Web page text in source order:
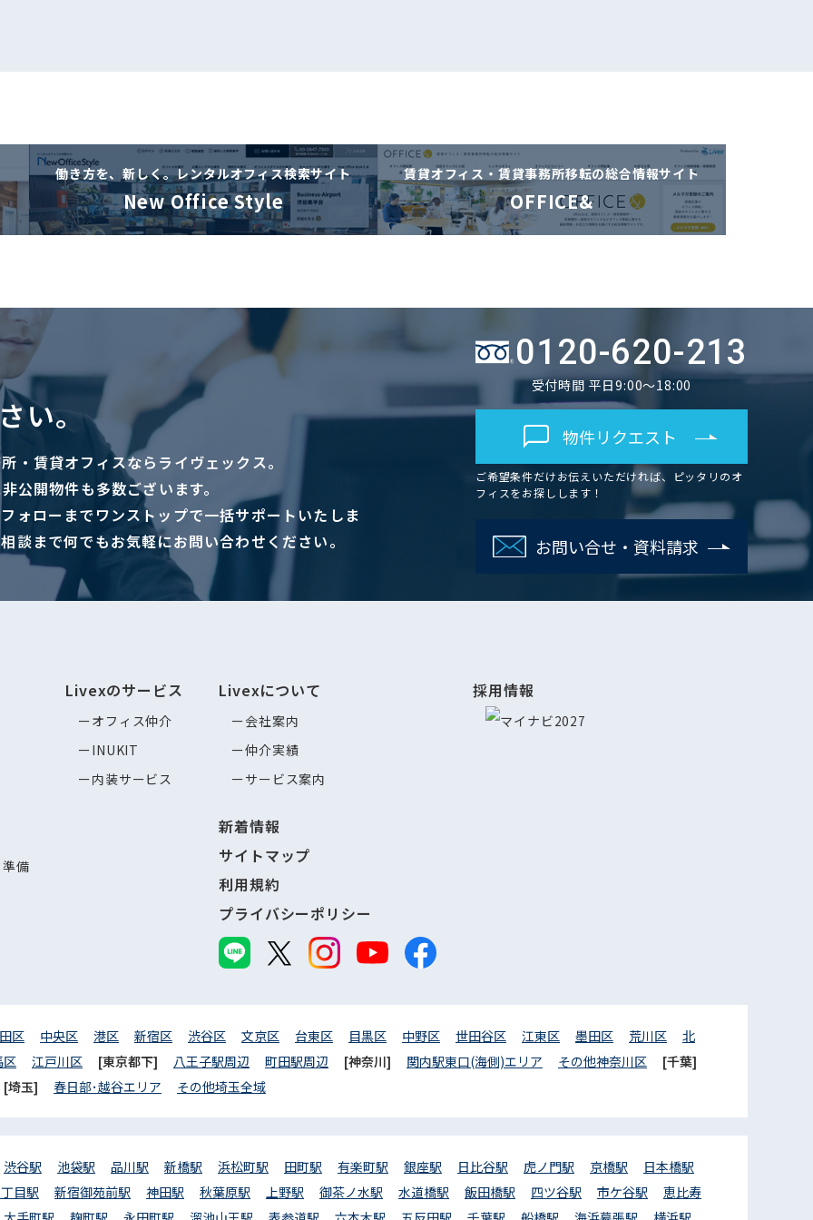
働き方を、新しく。レンタルオフィス検索サイト
New Office Style
賃貸オフィス・賃貸事務所移転の総合情報サイト
OFFICE&
い。
・賃貸オフィスならライヴェックス。
公開物件も多数ございます。
ォローまでワンストップで一括サポートいたしま
談まで何でもお気軽にお問い合わせください。
0120-620-213
受付時間 平日9:00～18:00
物件リクエスト
ご希望条件だけお伝えいただければ、ピッタリのオ
フィスをお探しします！
お問い合せ・資料請求
備
Livexのサービス
オフィス仲介
INUKIT
内装サービス
Livexについて
会社案内
仲介実績
サービス案内
新着情報
サイトマップ
利用規約
プライバシーポリシー
採用情報
区 中央区 港区 新宿区 渋谷区 文京区 台東区 目黒区 中野区 世田谷区 江東区 墨田区 荒川区
北
区
江戸川区 [東京都下] 八王子駅周辺 町田駅周辺 [神奈川] 関内駅東口(海側)エリア その他神奈川区
[千葉]
[埼玉] 春日部･越谷エリア その他埼玉全域
渋谷駅 池袋駅 品川駅 新橋駅 浜松町駅 田町駅 有楽町駅 銀座駅 日比谷駅 虎ノ門駅 京橋駅
日本橋駅
目駅
新宿御苑前駅 神田駅 秋葉原駅 上野駅 御茶ノ水駅 水道橋駅 飯田橋駅 四ツ谷駅 市ケ谷駅
恵比寿